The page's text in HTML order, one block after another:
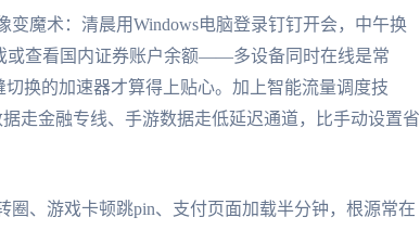
魔术：清晨用Windows电脑登录钉钉开会，中午换
或查看国内证券账户余额——多设备同时在线是常
换的加速器才算得上贴心。加上智能流量调度技
走金融专线、手游数据走低延迟通道，比手动设置省
、游戏卡顿跳pin、支付页面加载半分钟，根源常在